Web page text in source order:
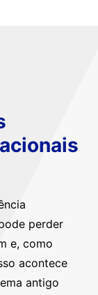
perder
e, como
acontece
antigo